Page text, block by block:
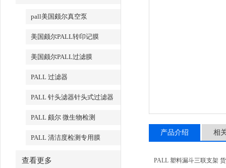
滤产品pall美国颇尔真空泵
美国颇尔PALL转印记膜
美国颇尔PALL过滤膜
PALL 过滤器
PALL 针头滤器针头式过滤器
PALL 颇尔 微生物检测
PALL 清洁度检测专用膜
查看更多
产品介绍 相
PALL 塑料漏斗三联支架